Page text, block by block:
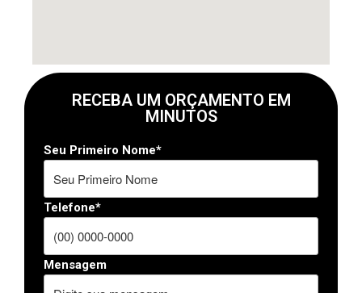
RECEBA UM ORÇAMENTO EM
MINUTOS
Seu Primeiro Nome*
Telefone*
Mensagem